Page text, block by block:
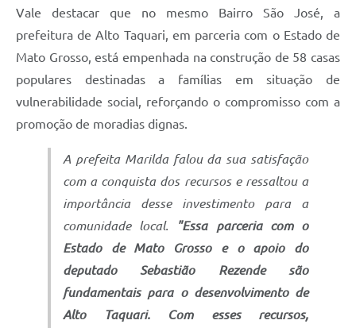
Vale destacar que no mesmo Bairro São José, a
prefeitura de Alto Taquari, em parceria com o Estado de
Mato Grosso, está empenhada na construção de 58 casas
populares destinadas a famílias em situação de
vulnerabilidade social, reforçando o compromisso com a
promoção de moradias dignas.
A prefeita Marilda falou da sua satisfação
com a conquista dos recursos e ressaltou a
importância desse investimento para a
comunidade local.
"Essa parceria com o
Estado de Mato Grosso e o apoio do
deputado Sebastião Rezende são
fundamentais para o desenvolvimento de
Alto Taquari. Com esses recursos,